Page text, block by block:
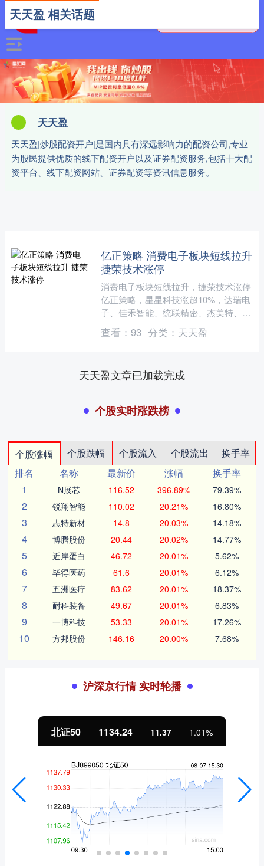
天天盈
天天盈|炒股配资开户|是国内具有深远影响力的配资公司,专业
为股民提供优质的线下配资开户以及证券配资服务,包括十大配
资平台、线下配资网站、证券配资等资讯信息服务。
天天盈 相关话题
亿正策略 消费电子板块短线拉升
捷荣技术涨停
消费电子板块短线拉升，捷荣技术涨停
亿正策略，星星科技涨超10%，达瑞电
子、佳禾智能、统联精密、杰美特、格
林精密等跟涨。 文章来源：东方财富
Choice数据 责任....
查看： 93 分类： 天天盈
天天盈文章已加载完成
个股实时涨跌榜
个股涨幅 个股跌幅 个股流入 个股流出
换手率
排名
名称 最新价 涨幅
换手率
1
N展芯 116.52 396.89% 79.39%
2 锐翔智能 110.02 20.21% 16.80%
3 志特新材 14.8 20.03% 14.18%
4 博腾股份 20.44 20.02% 14.77%
5 近岸蛋白 46.72 20.01% 5.62%
6 毕得医药 61.6 20.01% 6.12%
7 五洲医疗 83.62 20.01% 18.37%
8 耐科装备 49.67 20.01% 6.83%
9 一博科技 53.33 20.01% 17.26%
10 方邦股份 146.16 20.00% 7.68%
沪深京行情 实时轮播
北证50 1134.24 11.37 1.01%